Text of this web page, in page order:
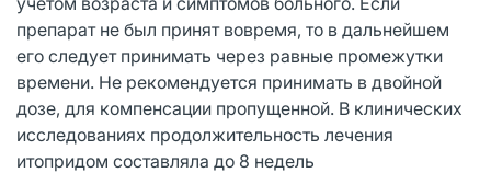
препарат не был принят вовремя, то в дальнейшем
его следует принимать через равные промежутки
времени. Не рекомендуется принимать в двойной
дозе, для компенсации пропущенной. В клинических
исследованиях продолжительность лечения
итопридом составляла до 8 недель